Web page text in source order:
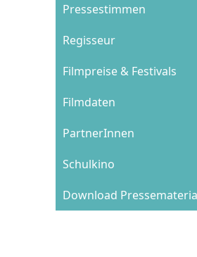
Pressestimmen
Regisseur
Filmpreise & Festivals
Filmdaten
PartnerInnen
Schulkino
Download